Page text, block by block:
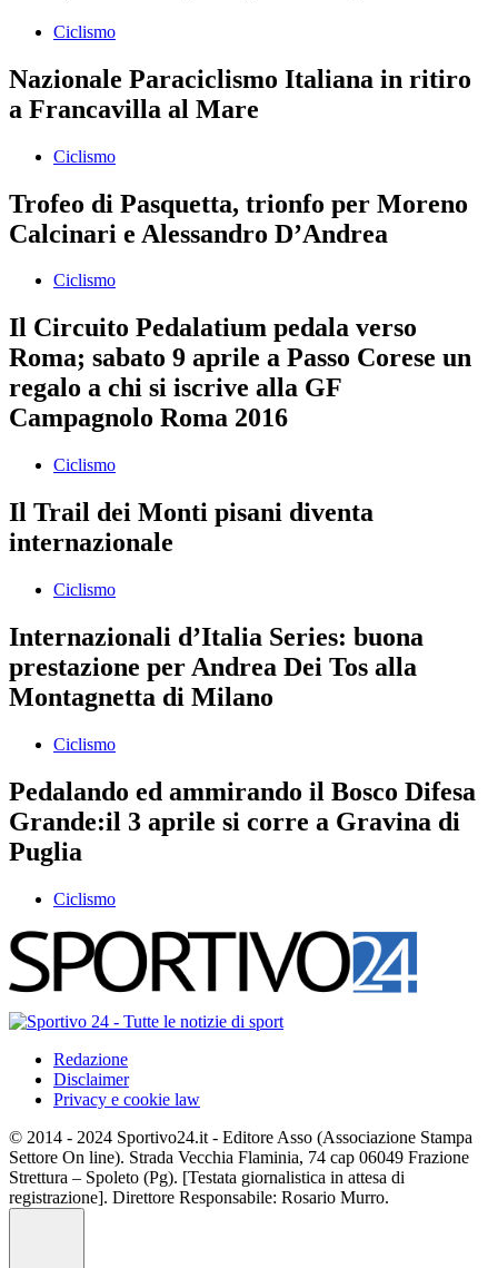
Ciclismo
Nazionale Paraciclismo Italiana in ritiro
a Francavilla al Mare
Ciclismo
Trofeo di Pasquetta, trionfo per Moreno
Calcinari e Alessandro D’Andrea
Ciclismo
Il Circuito Pedalatium pedala verso
Roma; sabato 9 aprile a Passo Corese un
regalo a chi si iscrive alla GF
Campagnolo Roma 2016
Ciclismo
Il Trail dei Monti pisani diventa
internazionale
Ciclismo
Internazionali d’Italia Series: buona
prestazione per Andrea Dei Tos alla
Montagnetta di Milano
Ciclismo
Pedalando ed ammirando il Bosco Difesa
Grande:il 3 aprile si corre a Gravina di
Puglia
Ciclismo
Redazione
Disclaimer
Privacy e cookie law
© 2014 - 2024 Sportivo24.it - Editore Asso (Associazione Stampa
Settore On line). Strada Vecchia Flaminia, 74 cap 06049 Frazione
Strettura – Spoleto (Pg). [Testata giornalistica in attesa di
registrazione]. Direttore Responsabile: Rosario Murro.